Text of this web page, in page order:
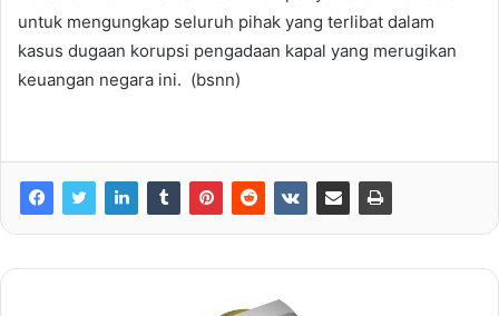
untuk mengungkap seluruh pihak yang terlibat dalam
kasus dugaan korupsi pengadaan kapal yang merugikan
keuangan negara ini. (bsnn)